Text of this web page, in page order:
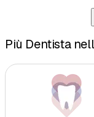
Più Dentista